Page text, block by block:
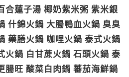
合蓮子湯 椰奶紫米粥 紫米銀
什錦火鍋 大腸鴨血火鍋 臭臭
藥膳火鍋 咖哩火鍋 泰式火鍋
火鍋 白甘蔗火鍋 石頭火鍋 泰
腸旺 酸菜白肉鍋 蕃茄海鮮鍋